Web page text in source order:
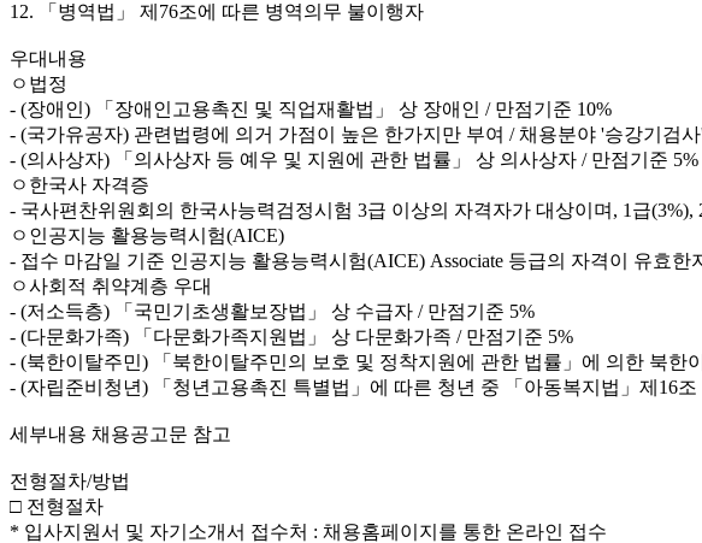
12. 「병역법」 제76조에 따른 병역의무 불이행자
우대내용
ㅇ법정
- (장애인) 「장애인고용촉진 및 직업재활법」 상 장애인 / 만점기준 10%
- (국가유공자) 관련법령에 의거 가점이 높은 한가지만 부여 / 채용분야 '승강기검
- (의사상자) 「의사상자 등 예우 및 지원에 관한 법률」 상 의사상자 / 만점기준 5%
ㅇ한국사 자격증
- 국사편찬위원회의 한국사능력검정시험 3급 이상의 자격자가 대상이며, 1급(3%),
ㅇ인공지능 활용능력시험(AICE)
- 접수 마감일 기준 인공지능 활용능력시험(AICE) Associate 등급의 자격이 유효한
ㅇ사회적 취약계층 우대
- (저소득층) 「국민기초생활보장법」 상 수급자 / 만점기준 5%
- (다문화가족) 「다문화가족지원법」 상 다문화가족 / 만점기준 5%
- (북한이탈주민) 「북한이탈주민의 보호 및 정착지원에 관한 법률」에 의한 북한
- (자립준비청년) 「청년고용촉진 특별법」에 따른 청년 중 「아동복지법」제16
세부내용 채용공고문 참고
전형절차/방법
□ 전형절차
* 입사지원서 및 자기소개서 접수처 : 채용홈페이지를 통한 온라인 접수